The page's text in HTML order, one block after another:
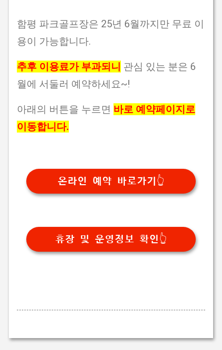
함평 파크골프장은 25년 6월까지만 무료 이
용이 가능합니다.
추후 이용료가 부과되니 관심 있는 분은 6
월에 서둘러 예약하세요~!
아래의 버튼을 누르면 바로 예약페이지로
이동합니다.
온라인 예약 바로가기👆
휴장 및 운영정보 확인👆